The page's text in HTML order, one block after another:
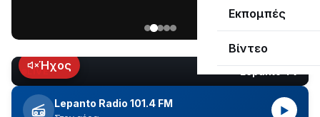
Εκπομπές
Βίντεο
Ναυπάκτου
εδώ
και
περίπου
δύο
LIVEΉχος
Lepanto Radio 101.4 FM
▶